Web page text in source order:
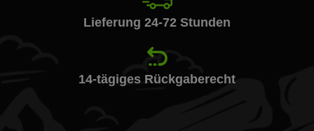
Lieferung 24-72 Stunden
14-tägiges Rückgaberecht